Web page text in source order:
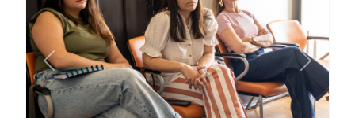
Previous Next